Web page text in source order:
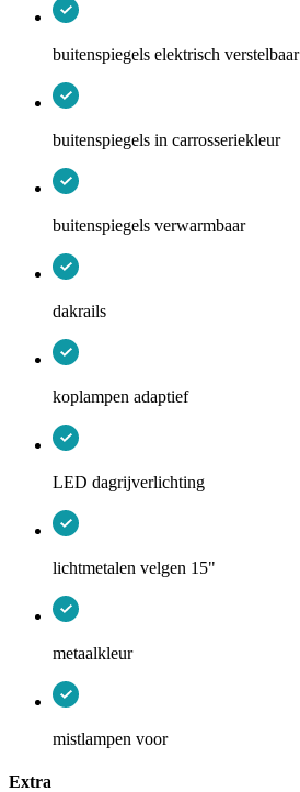
buitenspiegels elektrisch verstelbaar
buitenspiegels in carrosseriekleur
buitenspiegels verwarmbaar
dakrails
koplampen adaptief
LED dagrijverlichting
lichtmetalen velgen 15"
metaalkleur
mistlampen voor
Extra